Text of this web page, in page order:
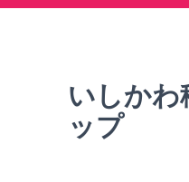
いしかわ
ップ